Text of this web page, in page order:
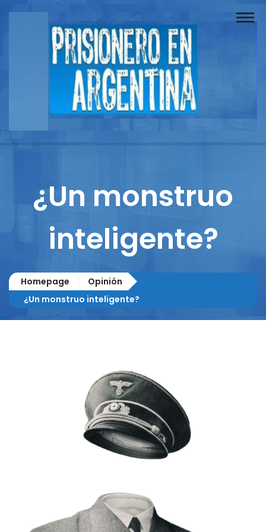
Buscador
Documentos
Reportajes
Columnistas
¿Un monstruo
inteligente?
Homepage
Opinión
¿Un monstruo inteligente?